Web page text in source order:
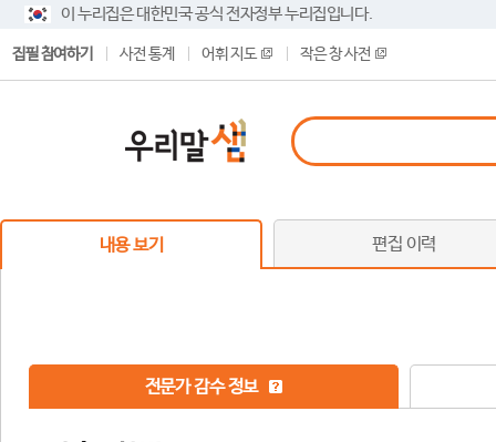
이 누리집은 대한민국 공식 전자정부 누리집입니다.
집필 참여하기 사전 통계 어휘 지도 작은 창 사전
내용 보기 편집 이력
전문가 감수 정보